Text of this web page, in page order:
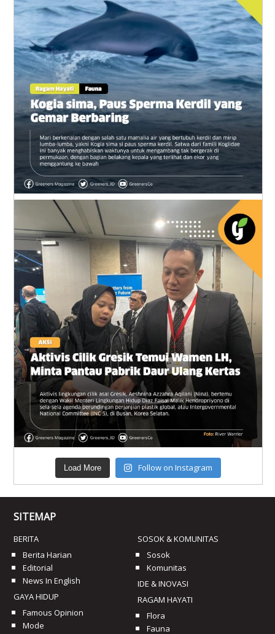
Load More Follow on Instagram
SITEMAP
BERITA
Berita Harian
Editorial
News In English
GAYA HIDUP
Famous Opinion
Mode
SOSOK & KOMUNITAS
Sosok
Komunitas
IDE & INOVASI
RAGAM HAYATI
Flora
Fauna